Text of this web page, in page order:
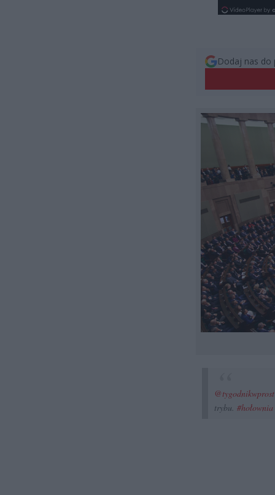
Dodaj nas do
@tygodnikwprost
trybu. #hołownia